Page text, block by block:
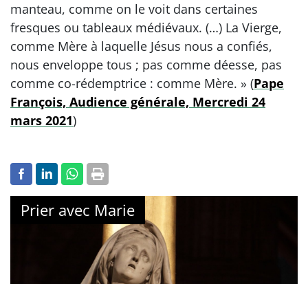
manteau, comme on le voit dans certaines
fresques ou tableaux médiévaux. (…) La Vierge,
comme Mère à laquelle Jésus nous a confiés,
nous enveloppe tous ; pas comme déesse, pas
comme co-rédemptrice : comme Mère. » (Pape
François, Audience générale, Mercredi 24
mars 2021)
Prier avec Marie